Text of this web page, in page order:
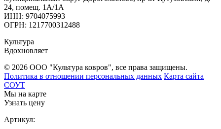
24, помещ. 1А/1А
ИНН: 9704075993
ОГРН: 1217700312488
Культура
Вдохновляет
© 2026 ООО "Культура ковров", все права защищены.
Политика в отношении персональных данных Карта сайта
СОУТ
Мы на карте
Узнать цену
Артикул: